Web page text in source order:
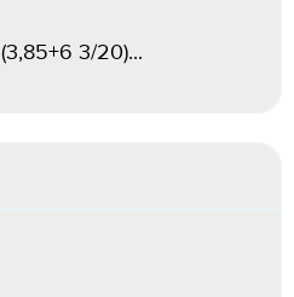
3/20)...